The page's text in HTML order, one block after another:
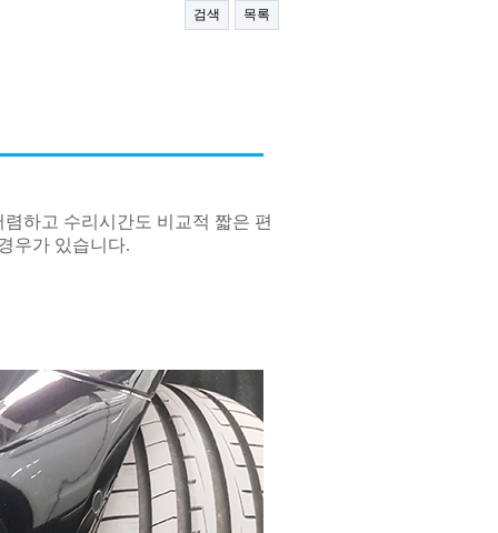
검색 목록
하고 수리시간도 비교적 짧은 편
우가 있습니다.